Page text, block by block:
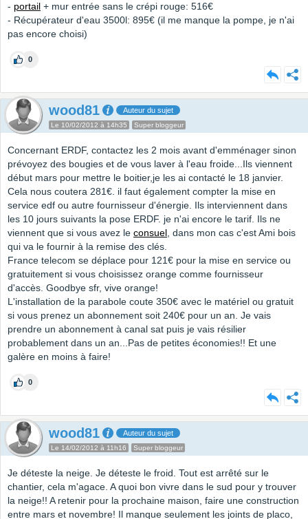
- portail + mur entrée sans le crépi rouge: 516€
- Récupérateur d'eau 3500l: 895€ (il me manque la pompe, je n'ai
pas encore choisi)
0
wood81 Auteur du sujet
Le 10/02/2012 à 14h35 Super bloggeur
Concernant ERDF, contactez les 2 mois avant d'emménager sinon
prévoyez des bougies et de vous laver à l'eau froide...Ils viennent
début mars pour mettre le boitier,je les ai contacté le 18 janvier.
Cela nous coutera 281€. il faut également compter la mise en
service edf ou autre fournisseur d'énergie. Ils interviennent dans
les 10 jours suivants la pose ERDF. je n'ai encore le tarif. Ils ne
viennent que si vous avez le consuel, dans mon cas c'est Ami bois
qui va le fournir à la remise des clés.
France telecom se déplace pour 121€ pour la mise en service ou
gratuitement si vous choisissez orange comme fournisseur
d'accès. Goodbye sfr, vive orange!
L'installation de la parabole coute 350€ avec le matériel ou gratuit
si vous prenez un abonnement soit 240€ pour un an. Je vais
prendre un abonnement à canal sat puis je vais résilier
probablement dans un an...Pas de petites économies!! Et une
galère en moins à faire!
0
wood81 Auteur du sujet
Le 14/02/2012 à 11h16 Super bloggeur
Je déteste la neige. Je déteste le froid. Tout est arrêté sur le
chantier, cela m'agace. A quoi bon vivre dans le sud pour y trouver
la neige!! A retenir pour la prochaine maison, faire une construction
entre mars et novembre! Il manque seulement les joints de placo,